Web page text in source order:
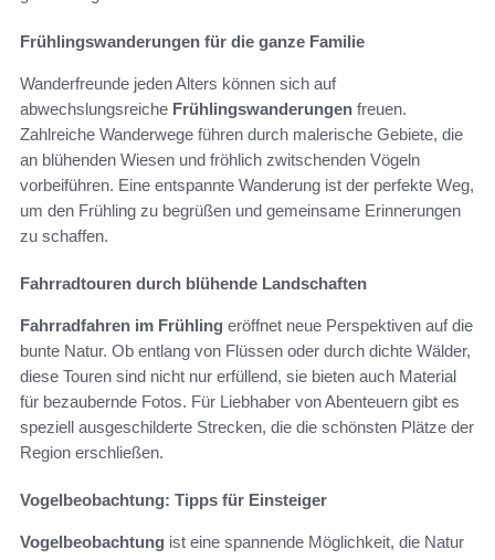
Frühlingswanderungen für die ganze Familie
Wanderfreunde jeden Alters können sich auf
abwechslungsreiche Frühlingswanderungen freuen.
Zahlreiche Wanderwege führen durch malerische Gebiete, die
an blühenden Wiesen und fröhlich zwitschenden Vögeln
vorbeiführen. Eine entspannte Wanderung ist der perfekte Weg,
um den Frühling zu begrüßen und gemeinsame Erinnerungen
zu schaffen.
Fahrradtouren durch blühende Landschaften
Fahrradfahren im Frühling eröffnet neue Perspektiven auf die
bunte Natur. Ob entlang von Flüssen oder durch dichte Wälder,
diese Touren sind nicht nur erfüllend, sie bieten auch Material
für bezaubernde Fotos. Für Liebhaber von Abenteuern gibt es
speziell ausgeschilderte Strecken, die die schönsten Plätze der
Region erschließen.
Vogelbeobachtung: Tipps für Einsteiger
Vogelbeobachtung ist eine spannende Möglichkeit, die Natur